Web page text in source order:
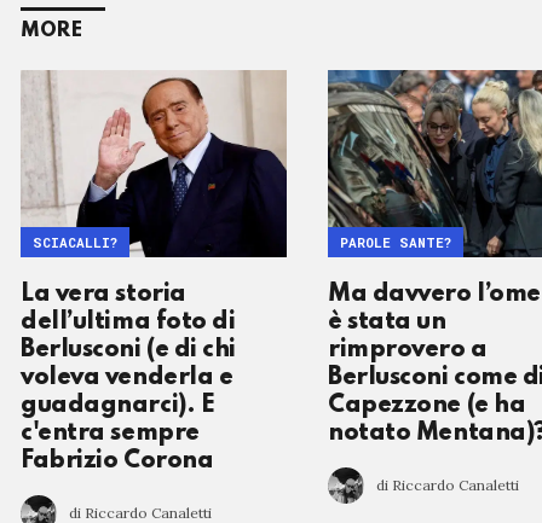
MORE
La vera storia
dell’ultima foto di
Berlusconi (e di chi
voleva venderla e
guadagnarci). E
c'entra sempre
Fabrizio Corona
di Riccardo Canaletti
SCIACALLI?
Ma davvero
è stata un
rimprovero a
Berlusconi come
Capezzone (e ha
notato
di Riccardo Canaletti
PAROLE SANTE?